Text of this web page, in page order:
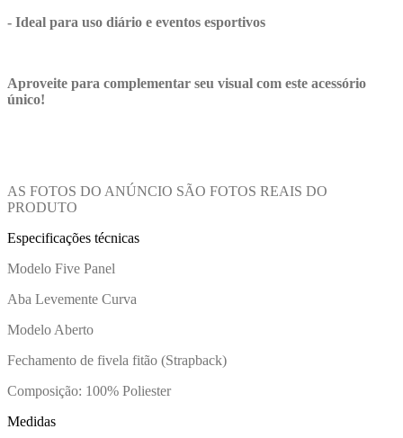
- Ideal para uso diário e eventos esportivos
Aproveite para complementar seu visual com este acessório
único!
AS FOTOS DO ANÚNCIO SÃO FOTOS REAIS DO
PRODUTO
Especificações técnicas
Modelo Five Panel
Aba Levemente Curva
Modelo Aberto
Fechamento de fivela fitão (Strapback)
Composição: 100% Poliester
Medidas